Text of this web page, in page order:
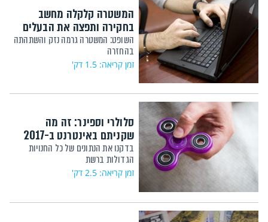
המשטרה קלקלה מחשב
בחקירה ותפצה את הבעלים
השופט: המשטרה גרמה נזק והשתהתה
בהחזרה
זמן קריאה: 1.5 דק'
סלולרי וספינר: זה מה
שקניתם באינטרנט ב-2017
בדקנו את הנתונים של כל החנויות
הגדולות ברשת
זמן קריאה: 2.5 דק'